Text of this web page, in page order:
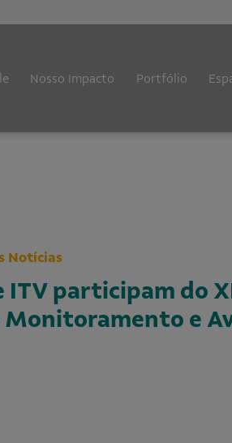
Nosso Impacto Portfólio
Notícias
ITV participam do
Monitoramento e